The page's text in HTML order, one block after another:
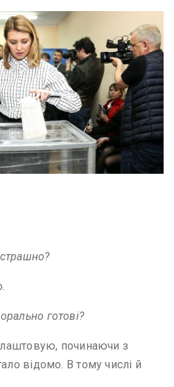
готові?
починаючи з
відомо. В тому числі й